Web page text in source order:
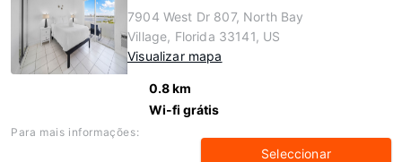
7904 West Dr 807, North Bay
Village, Florida 33141, US
Visualizar mapa
0.8 km
Wi-fi grátis
Para mais informações:
Seleccionar